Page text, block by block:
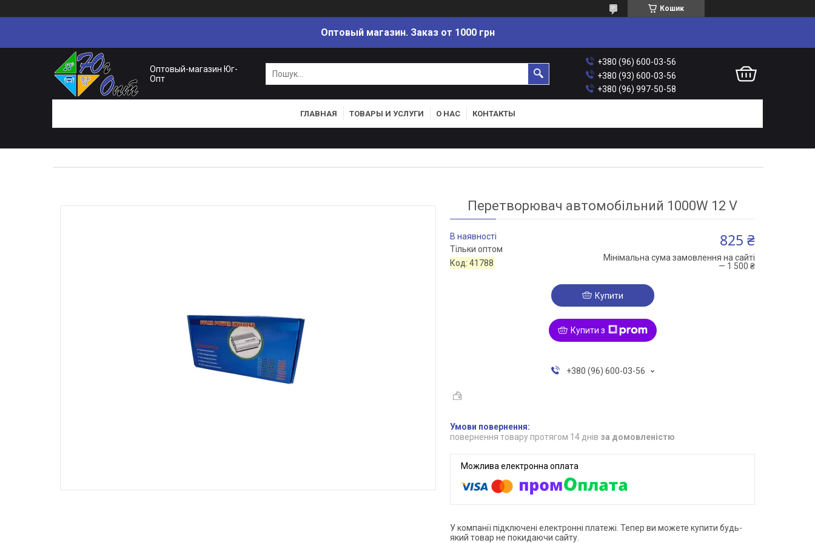
Кошик
Оптовый магазин. Заказ от 1000 грн
Оптовый-магазин Юг-
Опт
+380 (96) 600-03-56
+380 (93) 600-03-56
+380 (96) 997-50-58
ГЛАВНАЯ ТОВАРЫ И УСЛУГИ О НАС КОНТАКТЫ
Перетворювач автомобільний 1000W 12 V
В наявності
Тільки оптом
Код:41788
825 ₴
Мінімальна сума замовлення на сайті
— 1 500 ₴
Купити
Купити з
+380 (96) 600-03-56
повернення товару протягом 14 днів за домовленістю
У компанії підключені електронні платежі. Тепер ви можете купити будь-
який товар не покидаючи сайту.